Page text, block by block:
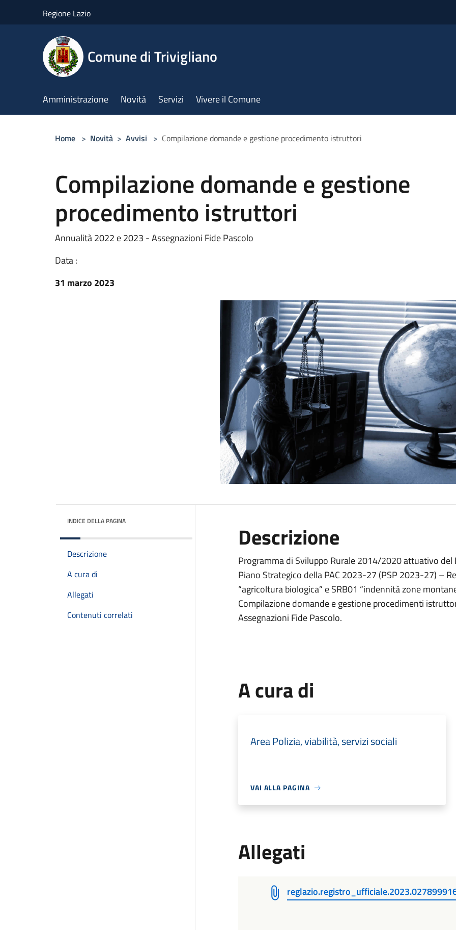
Regione Lazio
Comune di Trivigliano
Amministrazione Novità Servizi Vivere il Comune
Home > Novità > Avvisi > Compilazione domande e gestione procedimento istruttori
Compilazione domande e gestione
procedimento istruttori
Annualità 2022 e 2023 - Assegnazioni Fide Pascolo
Data :
31 marzo 2023
INDICE DELLA PAGINA
Descrizione
A cura di
Allegati
Contenuti correlati
Descrizione
Programma di Sviluppo Rurale 2014/2020 attuativo
Piano Strategico della PAC 2023-27 (PSP 2023-27) –
“agricoltura biologica” e SRB01 “indennità zone
Compilazione domande e gestione procedimenti
Assegnazioni Fide Pascolo.
A cura di
Area Polizia, viabilità, servizi sociali
VAI ALLA PAGINA
Allegati